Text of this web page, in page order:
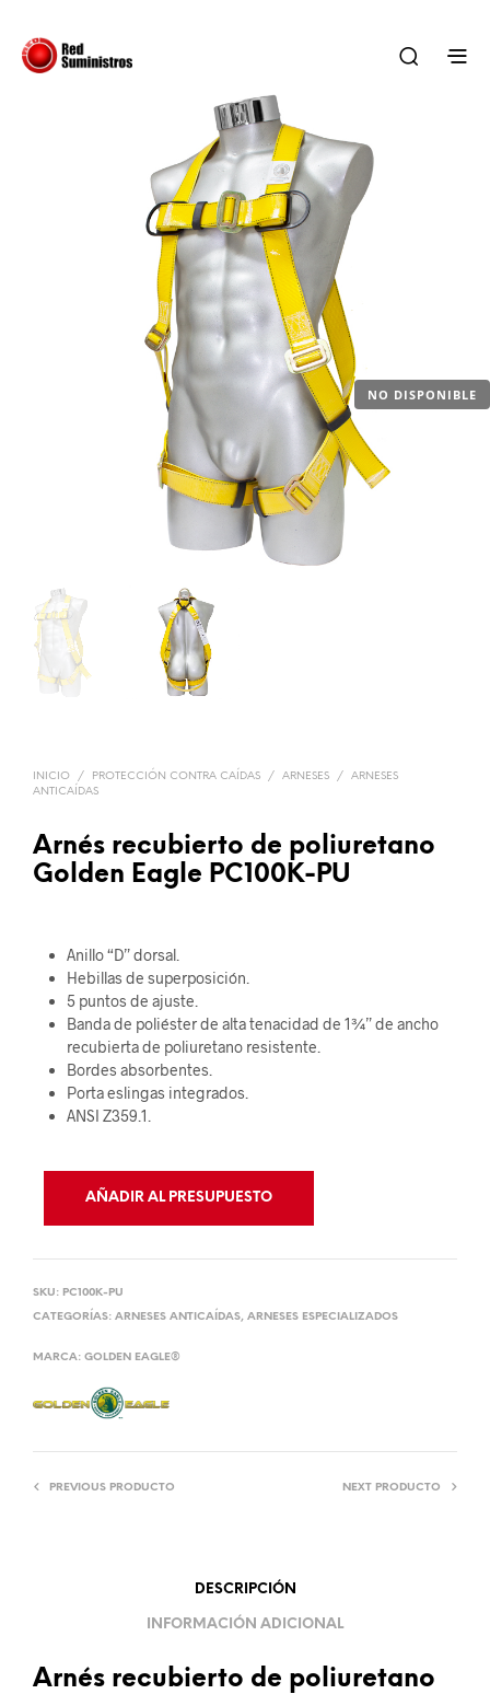
NO DISPONIBLE
INICIO / PROTECCIÓN CONTRA CAÍDAS / ARNESES /
ARNESES
ANTICAÍDAS
Arnés recubierto de poliuretano
Golden Eagle PC100K-PU
Anillo “D” dorsal.
Hebillas de superposición.
5 puntos de ajuste.
Banda de poliéster de alta tenacidad de 1¾” de ancho
recubierta de poliuretano resistente.
Bordes absorbentes.
Porta eslingas integrados.
ANSI Z359.1.
AÑADIR AL PRESUPUESTO
SKU: PC100K-PU
CATEGORÍAS: ARNESES ANTICAÍDAS, ARNESES ESPECIALIZADOS
MARCA: GOLDEN EAGLE®
PREVIOUS PRODUCTO NEXT PRODUCTO
DESCRIPCIÓN
INFORMACIÓN ADICIONAL
Arnés recubierto de poliuretano